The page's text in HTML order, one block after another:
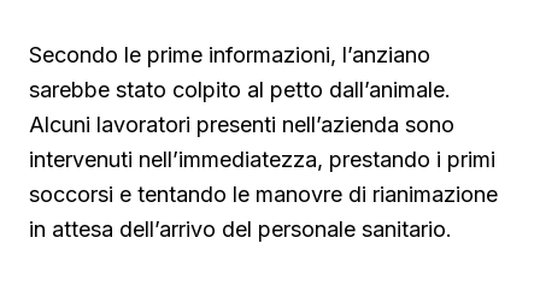
Secondo le prime informazioni, l’anziano
sarebbe stato colpito al petto dall’animale.
Alcuni lavoratori presenti nell’azienda sono
intervenuti nell’immediatezza, prestando i primi
soccorsi e tentando le manovre di rianimazione
in attesa dell’arrivo del personale sanitario.